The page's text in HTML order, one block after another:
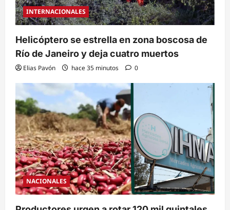
INTERNACIONALES
Helicóptero se estrella en zona boscosa de
Río de Janeiro y deja cuatro muertos
Elias Pavón hace 35 minutos 0
NACIONALES